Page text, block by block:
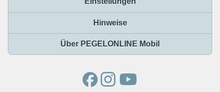
Hinweise
Über PEGELONLINE Mobil